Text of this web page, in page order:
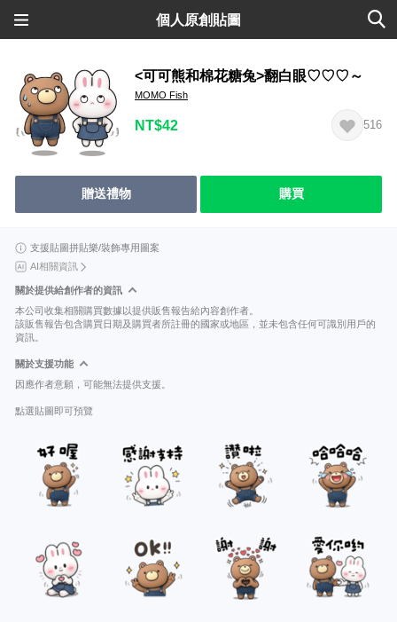
個人原創貼圖
<可可熊和棉花糖兔>翻白眼♡♡♡～
MOMO Fish
NT$42 516
贈送禮物 購買
支援貼圖拼貼樂/裝飾專用圖案
AI相關資訊
關於提供給創作者的資訊
本公司收集相關購買數據以提供販售報告給內容創作者。
該販售報告包含購買日期及購買者所註冊的國家或地區，並未包含任何可識別用戶的
資訊。
關於支援功能
因應作者意願，可能無法提供支援。
點選貼圖即可預覽